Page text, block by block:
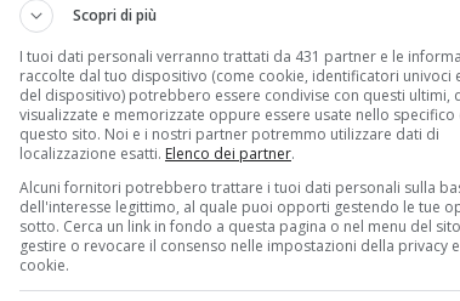
Un’operazione in via Caggi ha evitato rischi per
i vigili del fuoco
Scopri di più
I tuoi dati personali verranno trattati da 431 partner e le
raccolte dal tuo dispositivo (come cookie, identificatori univoci
del dispositivo) potrebbero essere condivise con questi ultimi,
visualizzate e memorizzate oppure essere usate nello specifico
questo sito. Noi e i nostri partner potremmo utilizzare dati di
localizzazione esatti. Elenco dei partner.
Alcuni fornitori potrebbero trattare i tuoi dati personali sulla
dell'interesse legittimo, al quale puoi opporti gestendo le tue
sotto. Cerca un link in fondo a questa pagina o nel menu del
gestire o revocare il consenso nelle impostazioni della privacy
cookie.